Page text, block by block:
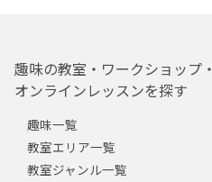
趣味の教室・ワークショップ・
オンラインレッスンを探す
趣味一覧
教室エリア一覧
教室ジャンル一覧